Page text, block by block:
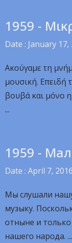
1959 -
Date : January 17,
Ακούγαμε τη
μουσική. Επειδή
βουβά και μόνο
...
1959 -
Date : April 7, 2016
Мы слушали
музыку.
отныне и
нашего народа. ...